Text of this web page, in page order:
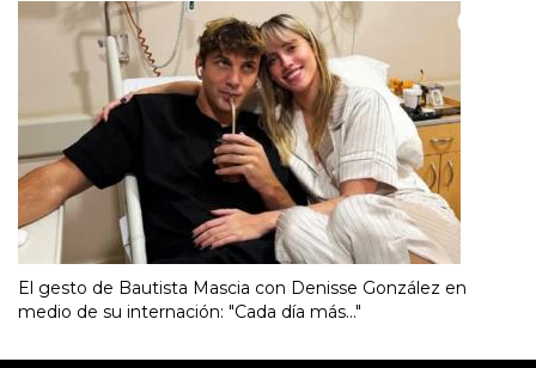
El gesto de Bautista Mascia con Denisse González en
medio de su internación: "Cada día más..."